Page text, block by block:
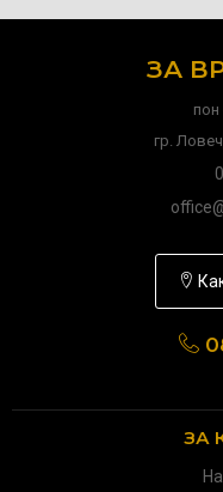
ЗА
пон
гр.
ЗА